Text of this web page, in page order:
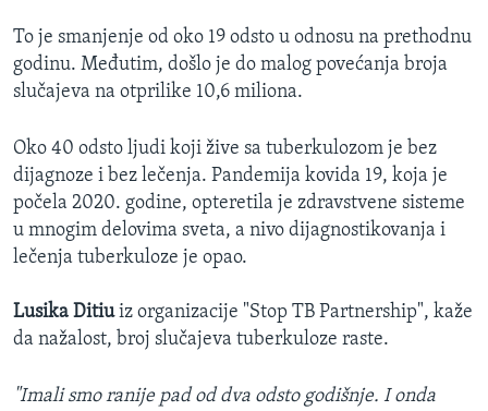
To je smanjenje od oko 19 odsto u odnosu na prethodnu
godinu. Međutim, došlo je do malog povećanja broja
slučajeva na otprilike 10,6 miliona.
Oko 40 odsto ljudi koji žive sa tuberkulozom je bez
dijagnoze i bez lečenja. Pandemija kovida 19, koja je
počela 2020. godine, opteretila je zdravstvene sisteme
u mnogim delovima sveta, a nivo dijagnostikovanja i
lečenja tuberkuloze je opao.
Lusika Ditiuiz organizacije "Stop TB Partnership", kaže
da nažalost, broj slučajeva tuberkuloze raste.
"Imali smo ranije pad od dva odsto godišnje. I onda